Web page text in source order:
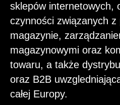
sklepów internetowych,
czynności związanych
magazynie,
magazynowymi oraz
towaru, a także
oraz B2B
całej Europy.